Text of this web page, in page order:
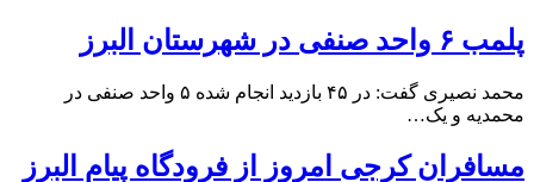
پلمب ۶ واحد صنفی در شهرستان البرز
محمد نصیری گفت: در ۴۵ بازدید انجام شده ۵ واحد صنفی در
محمدیه و یک…
مسافران کرجی امروز از فرودگاه پیام البرز